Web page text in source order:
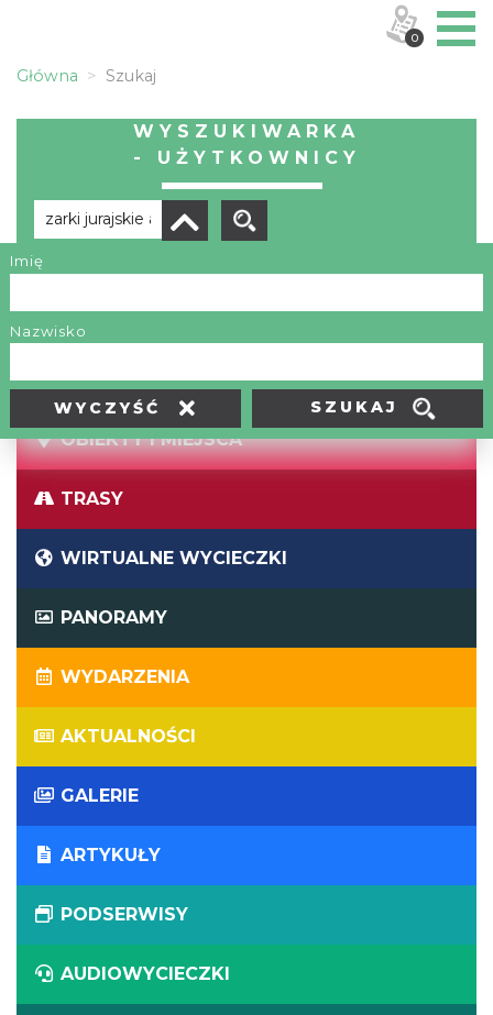
Główna Szukaj
WYSZUKIWARKA
- UŻYTKOWNICY
Imię
Nazwisko
WYCZYŚĆ SZUKAJ
Brak wyników
OBIEKTY I MIEJSCA
TRASY
WIRTUALNE WYCIECZKI
PANORAMY
WYDARZENIA
AKTUALNOŚCI
GALERIE
ARTYKUŁY
PODSERWISY
AUDIOWYCIECZKI
0